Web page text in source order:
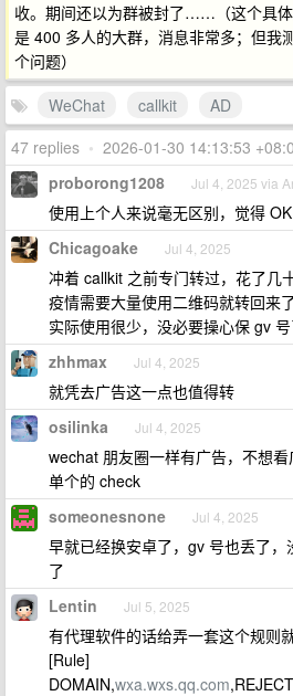
收。期间还以为群被封了……（这个具
是 400 多人的大群，消息非常多；但我
个问题）
WeChat
callkit
AD
47 replies • 2026-01-30 14:13:53
proborong1208 Jul 4, 2025 via
使用上个人来说毫无区别，觉得
Chicagoake Jul 4, 2025
冲着 callkit 之前专门转过，花了几
疫情需要大量使用二维码就转回来
实际使用很少，没必要操心保 gv 号
zhhmax Jul 4, 2025
就凭去广告这一点也值得转
osilinka Jul 4, 2025
wechat 朋友圈一样有广告，不想
单个的 check
someonesnone Jul 4, 2025
早就已经换安卓了，gv 号也丢了
了
Lentin Jul 5, 2025
有代理软件的话给弄一套这个规则
[Rule]
DOMAIN,wxa.wxs.qq.com,REJECT